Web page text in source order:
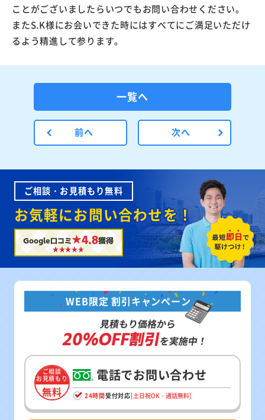
ことがございましたらいつでもお問い合わせください。
またS.K様にお会いできた時にはすべてにご満足いただけ
るよう精進して参ります。
前へ
一覧へ
次へ
ご相談・お見積もり無料
お気軽にお問い合わせを！
Google口コミ★4.8獲得
WEB限定 割引キャンペーン
見積もり価格から
20%OFF割引を実施中！
ご相談
お見積もり
無料
電話でお問い合わせ
24時間受付対応[土日祝OK・通話無料]